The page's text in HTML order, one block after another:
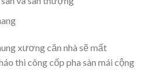
xương căn nhà sẽ mất
thi công cốp pha sàn mái cộng